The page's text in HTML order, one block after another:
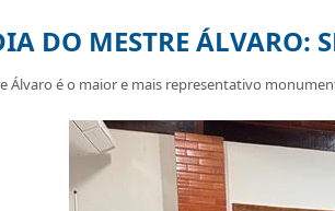
DO MESTRE ÁLVARO:
Álvaro é o maior e mais representativo